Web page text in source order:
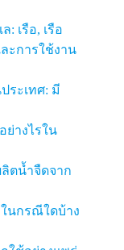
: เรือ, เรือ
ะการใช้งาน
ระเทศ: มี
ย่างไรใน
ลิตน้ำจืดจาก
นกรณีใดบ้าง